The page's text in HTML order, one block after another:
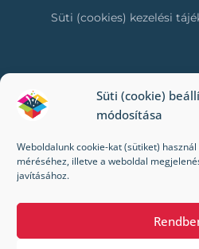
Süti (cookie)
módosítása
Weboldalunk cookie-kat (sütiket)
méréséhez, illetve a weboldal
javításához.
Süti (cookies) kezelési
RÓLUNK
Kik vagyunk mi?